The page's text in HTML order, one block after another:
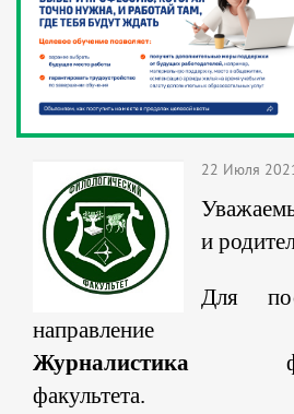
22 Июля
и
Для
Журналистика
факультета.